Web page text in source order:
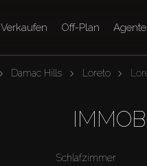
Verkaufen Off-Plan
Damac Hills Loreto
Schlafzimmer